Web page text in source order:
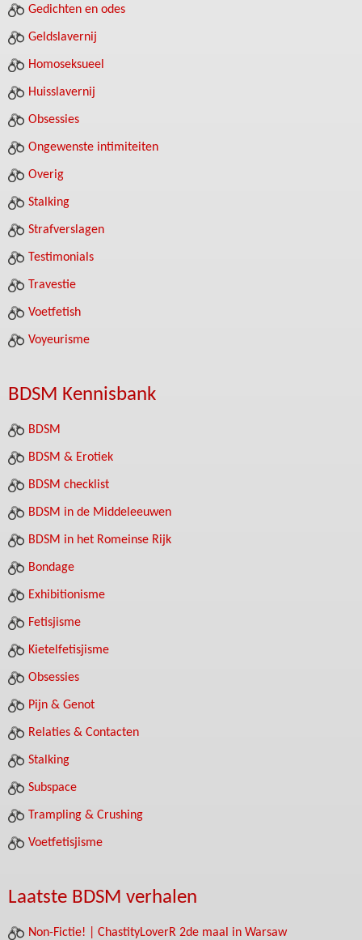
Gedichten en odes
Geldslavernij
Homoseksueel
Huisslavernij
Obsessies
Ongewenste intimiteiten
Overig
Stalking
Strafverslagen
Testimonials
Travestie
Voetfetish
Voyeurisme
BDSM Kennisbank
BDSM
BDSM & Erotiek
BDSM checklist
BDSM in de Middeleeuwen
BDSM in het Romeinse Rijk
Bondage
Exhibitionisme
Fetisjisme
Kietelfetisjisme
Obsessies
Pijn & Genot
Relaties & Contacten
Stalking
Subspace
Trampling & Crushing
Voetfetisjisme
Laatste BDSM verhalen
Non-Fictie! | ChastityLoverR 2de maal in Warsaw